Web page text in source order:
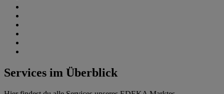
Services im Überblick